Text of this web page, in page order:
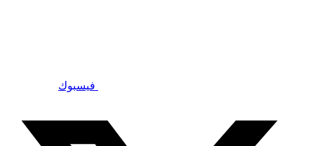
فيسبوك